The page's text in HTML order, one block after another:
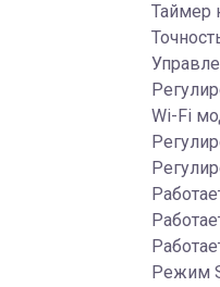
Таймер
Wi-Fi
Режим